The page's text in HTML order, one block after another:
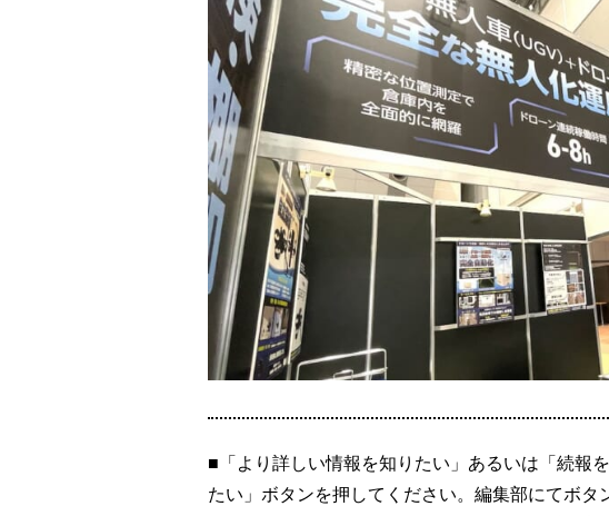
■「より詳しい情報を知りたい」あるいは「続報
たい」ボタンを押してください。編集部にてボタ